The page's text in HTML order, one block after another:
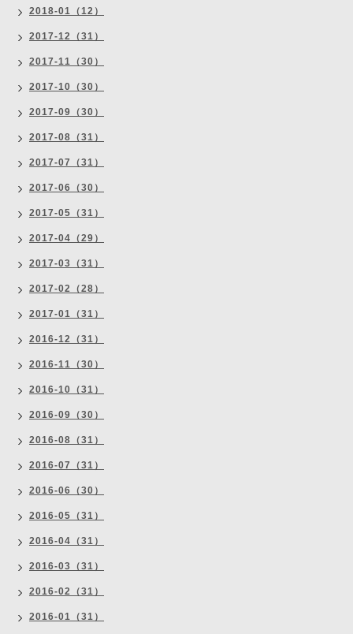
2018-01（12）
2017-12（31）
2017-11（30）
2017-10（30）
2017-09（30）
2017-08（31）
2017-07（31）
2017-06（30）
2017-05（31）
2017-04（29）
2017-03（31）
2017-02（28）
2017-01（31）
2016-12（31）
2016-11（30）
2016-10（31）
2016-09（30）
2016-08（31）
2016-07（31）
2016-06（30）
2016-05（31）
2016-04（31）
2016-03（31）
2016-02（31）
2016-01（31）